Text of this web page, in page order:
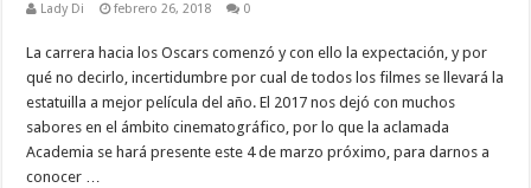
Lady Di febrero 26, 2018 0
La carrera hacia los Oscars comenzó y con ello la expectación, y por
qué no decirlo, incertidumbre por cual de todos los filmes se llevará la
estatuilla a mejor película del año. El 2017 nos dejó con muchos
sabores en el ámbito cinematográfico, por lo que la aclamada
Academia se hará presente este 4 de marzo próximo, para darnos a
conocer …